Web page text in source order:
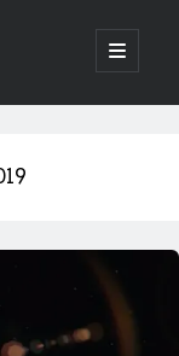
open
primary